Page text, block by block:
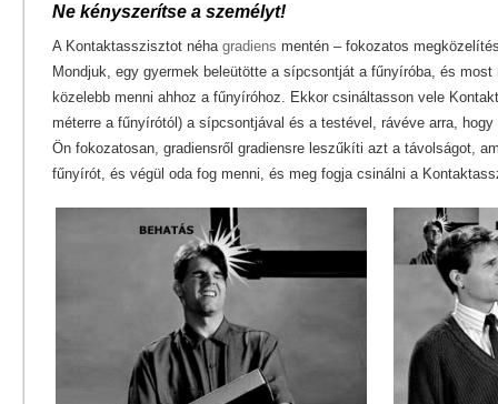
Ne kényszerítse a személyt!
A Kontaktasszisztot néha gradiens mentén – fokozatos
Mondjuk, egy gyermek beleütötte a sípcsontját a fűnyíróba, és most
közelebb menni ahhoz a fűnyíróhoz. Ekkor csináltasson vele
méterre a fűnyírótól) a sípcsontjával és a testével, rávéve arra,
Ön fokozatosan, gradiensről gradiensre leszűkíti azt a távolságot,
fűnyírót, és végül oda fog menni, és meg fogja csinálni a